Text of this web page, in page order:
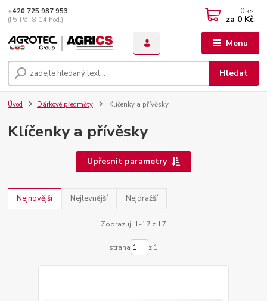
Menu
Hledat
+420 725 987 953
(Po-Pá, 8-14 hod.)
0 ks
za 0 Kč
Úvod Dárkové předměty Klíčenky a přívěsky
Klíčenky a přívěsky
Upřesnit parametry
Nejnovější Nejlevnější Nejdražší
Zobrazuji 1-17 z 17
strana z 1